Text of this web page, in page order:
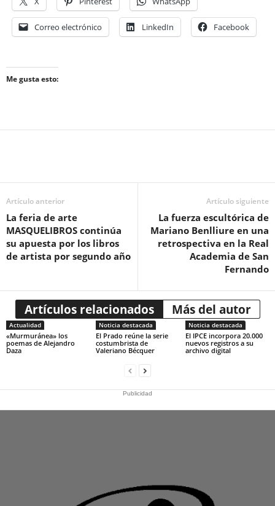
Correo electrónico LinkedIn Facebook
Me gusta esto:
Artículo anterior
La feria de arte
MASQUELIBROS continúa
su apuesta por los libros
de artista por segundo año
Artículo siguiente
La fuerza escultórica de
Mariano Benlliure en una
retrospectiva en la Real
Academia de San
Fernando
Artículos relacionados Más del autor
Actualidad
«Murmuránea» los
poemas de Alejandro
Daza
Noticia destacada
El Prado reúne la serie
costumbrista de
Valeriano Bécquer
Noticia destacada
El IPCE incorpora 20.000
nuevos registros a su
archivo digital
Publicidad